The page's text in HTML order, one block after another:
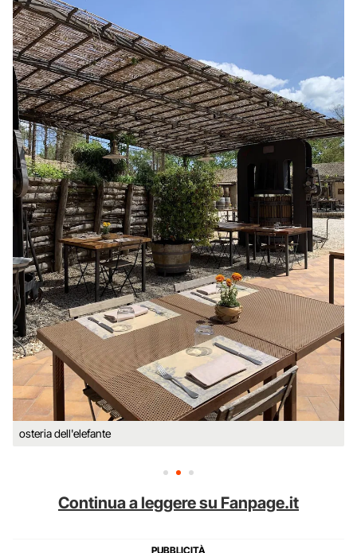
osteria dell'elefante
Continua a leggere su Fanpage.it